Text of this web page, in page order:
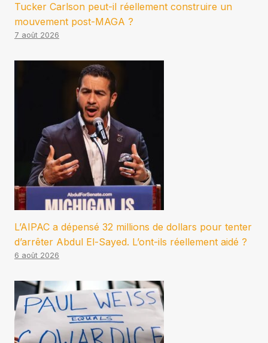
Tucker Carlson peut-il réellement construire un
mouvement post-MAGA ?
7 août 2026
L’AIPAC a dépensé 32 millions de dollars pour tenter
d’arrêter Abdul El-Sayed. L’ont-ils réellement aidé ?
6 août 2026